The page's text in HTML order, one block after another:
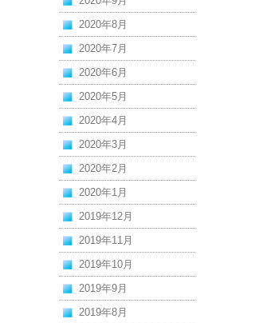
2020年8月
2020年7月
2020年6月
2020年5月
2020年4月
2020年3月
2020年2月
2020年1月
2019年12月
2019年11月
2019年10月
2019年9月
2019年8月